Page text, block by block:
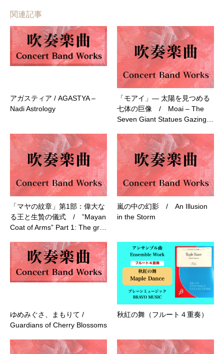
関連記事
アガスティア / AGASTYA –
Nadi Astrology
「モアイ」― 太陽を見つめる
七体の巨像 / Moai – The
Seven Giant Statues Gazing…
「マヤの紋章」第1部：偉大な
る王と生贄の儀式 / ”Mayan
Coat of Arms” Part 1: The gr…
嵐の中の幻影 / An Illusion
in the Storm
ゆめみぐさ、まもりて /
Guardians of Cherry Blossoms
秋紅の舞（フルート４重奏）